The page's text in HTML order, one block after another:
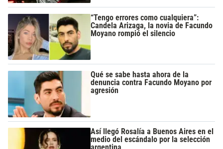
“Tengo errores como cualquiera”:
Candela Arizaga, la novia de Facundo
Moyano rompió el silencio
Qué se sabe hasta ahora de la
denuncia contra Facundo Moyano por
agresión
Así llegó Rosalía a Buenos Aires en el
medio del escándalo por la selección